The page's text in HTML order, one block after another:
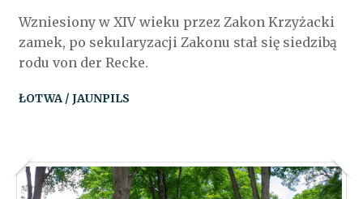
Wzniesiony w XIV wieku przez Zakon Krzyżacki
zamek, po sekularyzacji Zakonu stał się siedzibą
rodu von der Recke.
ŁOTWA / JAUNPILS